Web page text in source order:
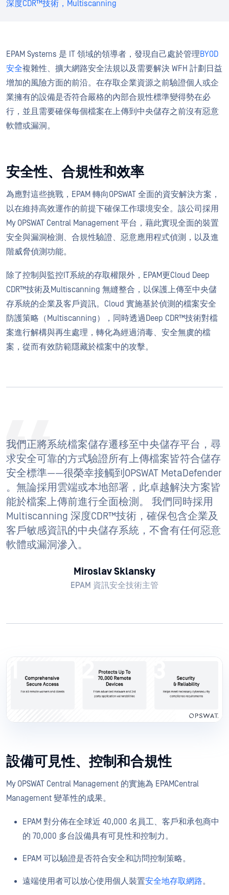
深度CDR™技術， Multiscanning
EPAM Systems 是 IT 領域的領導者，發現自己處於管理BYOD
安全複雜性、擴大網路安全法規以及需要解決 WFH 計劃日益
增加的風險方面的前沿。在存取企業資源之前驗證個人或企
業擁有的設備是否符合嚴格的內部合規性標準變得勢在必
行，並且需要確保每個檔案在上傳到中央儲存之前沒有惡意
軟體或漏洞。
安全性、合規性和效率
為應對這些挑戰，EPAM 轉向OPSWAT 全面的資安解決方案，
以在維持高效運作的前提下確保工作環境安全。該公司採用
My OPSWAT Central Management 平台，藉此實現全面的裝置
安全與漏洞檢測、合規性驗證、惡意應用程式偵測，以及進
階威脅偵測功能。
除了控制與監控IT系統的存取權限外，EPAM更Cloud Deep
CDR™技術及Multiscanning 無縫整合，以保護上傳至中央儲
存系統的企業及客戶資訊。Cloud 實施基於偵測的檔案安全
防護策略（Multiscanning），同時透過Deep CDR™技術對檔
案進行解構與再生處理，轉化為經過消毒、安全無虞的檔
案，從而有效防範隱藏於檔案中的攻擊。
我們正將系統檔案儲存遷移至中央儲存平台，尋
求安全可靠的方式驗證所有上傳檔案皆符合儲存
安全標準——很榮幸接觸到OPSWAT MetaDefender
。無論採用雲端或本地部署，此卓越解決方案皆
能於檔案上傳前進行全面檢測。 我們同時採用
Multiscanning 深度CDR™技術，確保包含企業及
客戶敏感資訊的中央儲存系統，不會有任何惡意
軟體或漏洞滲入。
Miroslav Sklansky
EPAM 資訊安全技術主管
設備可見性、控制和合規性
My OPSWAT Central Management 的實施為 EPAMCentral
Management 變革性的成果。
EPAM 對分佈在全球近 40,000 名員工、客戶和承包商中
的 70,000 多台設備具有可見性和控制力。
EPAM 可以驗證是否符合安全和訪問控制策略。
遠端使用者可以放心使用個人裝置安全地存取網路。